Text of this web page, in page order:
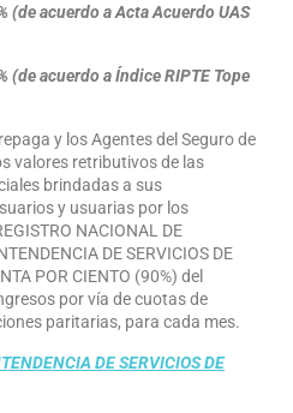
(de acuerdo a Acta Acuerdo UAS
(de acuerdo a Índice RIPTE Tope
y los Agentes del Seguro de
valores retributivos de las
brindadas a sus
y usuarias por los
NACIONAL DE
DE SERVICIOS DE
POR CIENTO (90%) del
por vía de cuotas de
paritarias, para cada mes.
DESERVICIOS DE